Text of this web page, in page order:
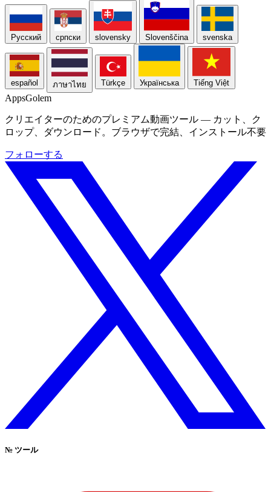
Русский српски slovensky Slovenščina svenska
español ภาษาไทย Türkçe Українська Tiếng Việt
AppsGolem
クリエイターのためのプレミアム動画ツール — カット、ク
ロップ、ダウンロード。ブラウザで完結、インストール不要
フォローする
№ ツール